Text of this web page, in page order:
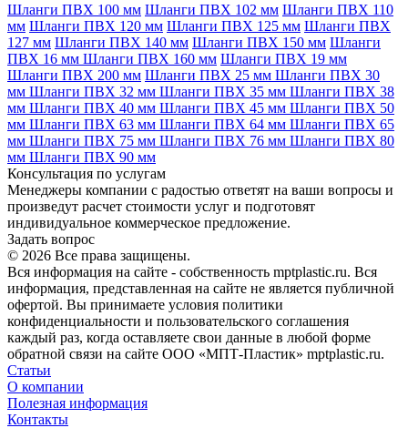
Шланги ПВХ 100 мм Шланги ПВХ 102 мм Шланги ПВХ 110
мм Шланги ПВХ 120 мм Шланги ПВХ 125 мм Шланги ПВХ
127 мм Шланги ПВХ 140 мм Шланги ПВХ 150 мм Шланги
ПВХ 16 мм Шланги ПВХ 160 мм Шланги ПВХ 19 мм
Шланги ПВХ 200 мм Шланги ПВХ 25 мм Шланги ПВХ 30
мм Шланги ПВХ 32 мм Шланги ПВХ 35 мм Шланги ПВХ 38
мм Шланги ПВХ 40 мм Шланги ПВХ 45 мм Шланги ПВХ 50
мм Шланги ПВХ 63 мм Шланги ПВХ 64 мм Шланги ПВХ 65
мм Шланги ПВХ 75 мм Шланги ПВХ 76 мм Шланги ПВХ 80
мм Шланги ПВХ 90 мм
Консультация по услугам
Менеджеры компании с радостью ответят на ваши вопросы и
произведут расчет стоимости услуг и подготовят
индивидуальное коммерческое предложение.
Задать вопрос
© 2026 Все права защищены.
Вся информация на сайте - собственность mptplastic.ru. Вся
информация, представленная на сайте не является публичной
офертой. Вы принимаете условия политики
конфиденциальности и пользовательского соглашения
каждый раз, когда оставляете свои данные в любой форме
обратной связи на сайте ООО «МПТ-Пластик» mptplastic.ru.
Статьи
О компании
Полезная информация
Контакты